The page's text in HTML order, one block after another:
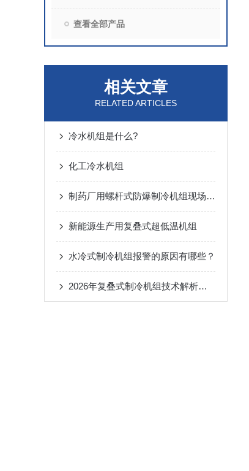
查看全部产品
相关文章
RELATED ARTICLES
冷水机组是什么?
化工冷水机组
制药厂用螺杆式防爆制冷机组现场照片
新能源生产用复叠式超低温机组
水冷式制冷机组报警的原因有哪些？
2026年复叠式制冷机组技术解析与高性价比品牌优选